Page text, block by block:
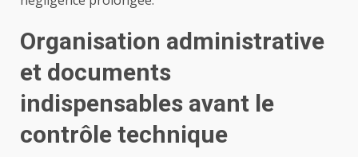
Organisation administrative
et documents
indispensables avant le
contrôle technique